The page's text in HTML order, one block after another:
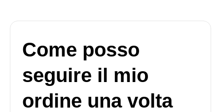
Come posso
seguire il mio
ordine una volta